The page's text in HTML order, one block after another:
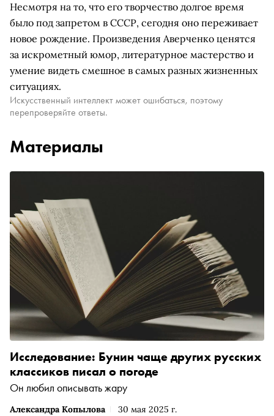
Несмотря на то, что его творчество долгое время
было под запретом в СССР, сегодня оно переживает
новое рождение. Произведения Аверченко ценятся
за искрометный юмор, литературное мастерство и
умение видеть смешное в самых разных жизненных
ситуациях.
Искусственный интеллект может ошибаться, поэтому
перепроверяйте ответы.
Материалы
Александра Копылова 30 мая 2025 г.
Исследование: Бунин чаще других русских
классиков писал о погоде
Он любил описывать жару